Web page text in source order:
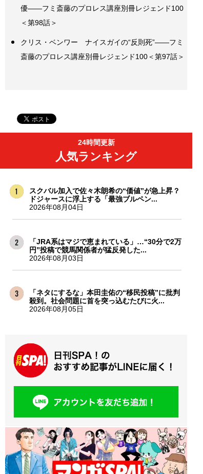
優――フミ斎藤のプロレス講座別冊レジェンド100
＜第98話＞
クリス・ベンワー ナイスガイの“反則死”――フミ
斎藤のプロレス講座別冊レジェンド100＜第97話＞
24時間更新
人気ランキング
スクバル加入で佐々木朗希の“価値”が急上昇？
ドジャースに浮上する「最強ブルペン...
2026年08月04日
「JRA系はマジで恵まれている」…“30分で2万
円”投稿で競馬関係者が猛反発した...
2026年08月03日
「ネタにするな」本田圭佑の“移民投稿”に批判
殺到。社会問題に首を突っ込むたびに火...
2026年08月05日